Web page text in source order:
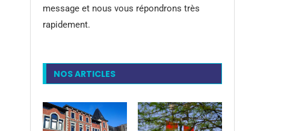
message et nous vous répondrons très
rapidement.
NOS ARTICLES